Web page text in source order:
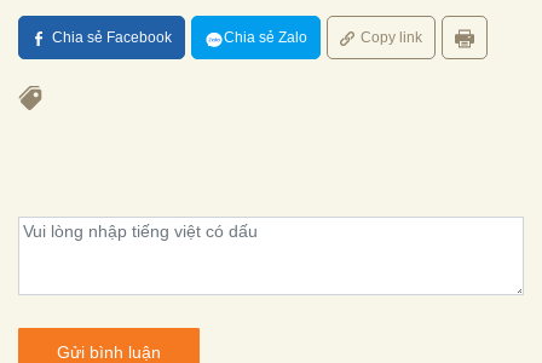
Chia sẻ Facebook Chia sẻ Zalo Copy link
Gửi bình luận